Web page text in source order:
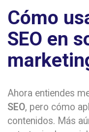
Cómo
SEO en
Ahora entiendes
SEO, pero cómo
contenidos. Más